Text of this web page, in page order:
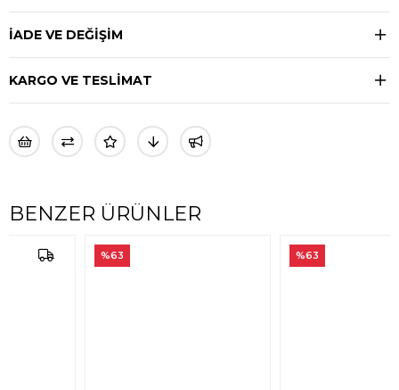
İADE VE DEĞİŞİM
KARGO VE TESLİMAT
BENZER ÜRÜNLER
%63